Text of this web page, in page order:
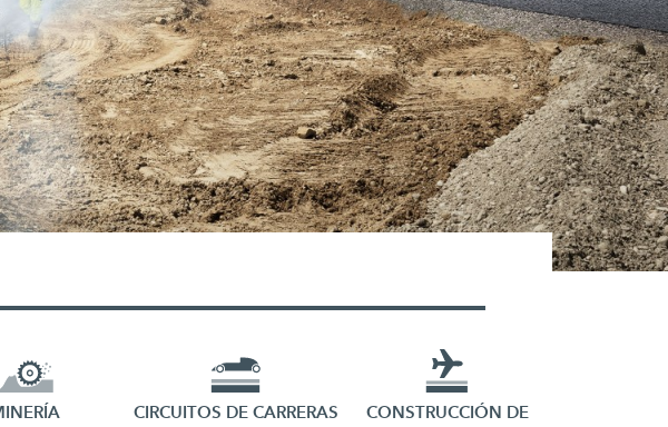
CIRCUITOS DE CARRERAS
CONSTRUCCIÓN DE